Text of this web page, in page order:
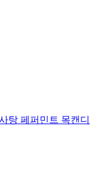
탕 페퍼민트 목캔디